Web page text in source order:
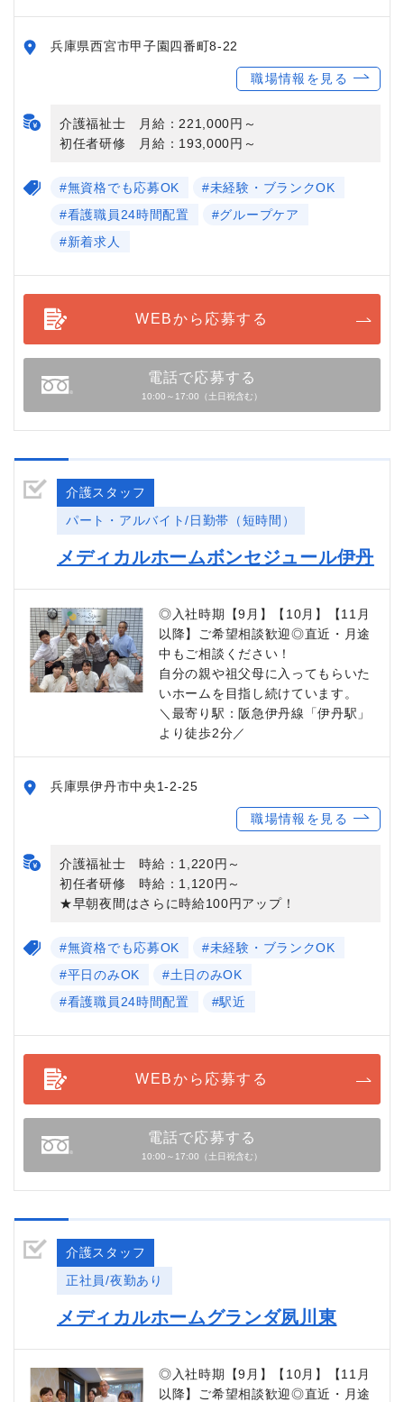
兵庫県西宮市甲子園四番町8-22
職場情報を見る
介護福祉士 月給：221,000円～
初任者研修 月給：193,000円～
#無資格でも応募OK
#未経験・ブランクOK
#看護職員24時間配置
#グループケア
#新着求人
WEBから応募する
電話で応募する
10:00～17:00（土日祝含む）
介護スタッフ
パート・アルバイト/日勤帯（短時間）
メディカルホームボンセジュール伊丹
◎入社時期【9月】【10月】【11月
以降】ご希望相談歓迎◎直近・月途
中もご相談ください！
自分の親や祖父母に入ってもらいた
いホームを目指し続けています。
＼最寄り駅：阪急伊丹線「伊丹駅」
より徒歩2分／
兵庫県伊丹市中央1-2-25
職場情報を見る
介護福祉士 時給：1,220円～
初任者研修 時給：1,120円～
★早朝夜間はさらに時給100円アップ！
#無資格でも応募OK
#未経験・ブランクOK
#平日のみOK
#土日のみOK
#看護職員24時間配置
#駅近
WEBから応募する
電話で応募する
10:00～17:00（土日祝含む）
介護スタッフ
正社員/夜勤あり
メディカルホームグランダ夙川東
◎入社時期【9月】【10月】【11月
以降】ご希望相談歓迎◎直近・月途